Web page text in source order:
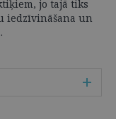
jo tajā tiks
iedzīvināšana un